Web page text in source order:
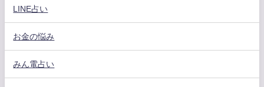
LINE占い
お金の悩み
みん電占い